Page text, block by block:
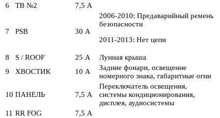
6
ТВ №2 7,5 А
7 PSB 30 А
2006-2010: Предаварийный ремень
безопасности
2011-2013: Нет цепи
8 S / ROOF 25 А
Лунная крыша
9
ХВОСТИК 10 А
Задние фонари, освещение
номерного знака, габаритные огни
10 ПАНЕЛЬ 7,5 А
Переключатель освещения,
системы кондиционирования,
дисплея, аудиосистемы
11 RR FOG 7,5 А